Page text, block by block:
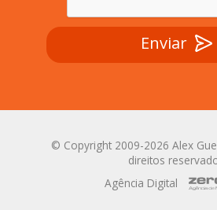
Enviar
© Copyright 2009-2026 Alex
direitos
Agência Digital